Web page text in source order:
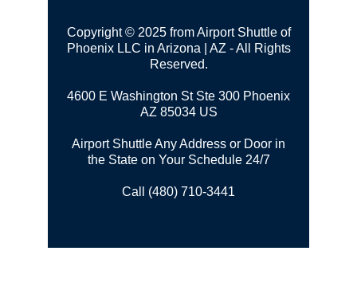
Copyright © 2025 from Airport Shuttle of
Phoenix LLC in Arizona | AZ - All Rights
Reserved.
4600 E Washington St Ste 300 Phoenix
AZ 85034 US
Airport Shuttle Any Address or Door in
the State on Your Schedule 24/7
Call (480) 710-3441